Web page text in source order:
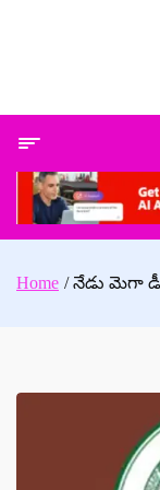
Home నేడు మెగా